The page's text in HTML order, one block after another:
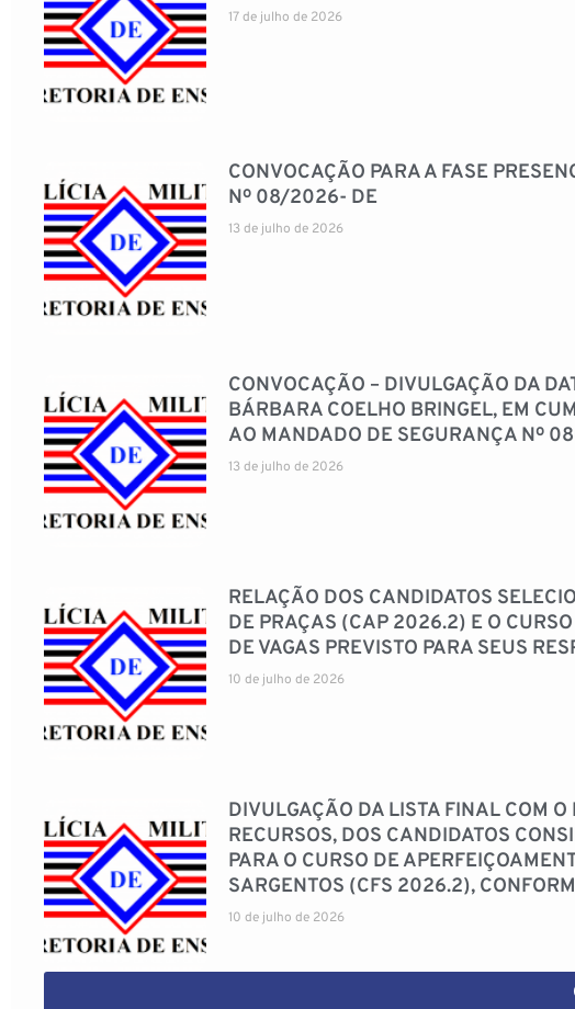
17 de julho de 2026
CONVOCAÇÃO PARA A FASE
Nº 08/2026- DE
13 de julho de 2026
CONVOCAÇÃO – DIVULGAÇÃO DA
BÁRBARA COELHO BRINGEL, EM
AO MANDADO DE SEGURANÇA Nº
13 de julho de 2026
RELAÇÃO DOS CANDIDATOS
DE PRAÇAS (CAP 2026.2) E O
DE VAGAS PREVISTO PARA SEUS
10 de julho de 2026
DIVULGAÇÃO DA LISTA FINAL COM
RECURSOS, DOS CANDIDATOS
PARA O CURSO DE
SARGENTOS (CFS 2026.2),
10 de julho de 2026